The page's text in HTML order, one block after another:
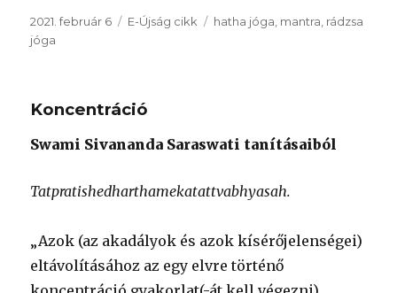
Közzétéve
2021. február 6 Kategória
E-Újság cikk Címke
hatha jóga mantra rádzsa
jóga
Koncentráció
Swami Sivananda Saraswati tanításaiból
Tatpratishedharthamekatattvabhyasah.
„Azok (az akadályok és azok kísérőjelenségei)
eltávolításához az egy elvre történő